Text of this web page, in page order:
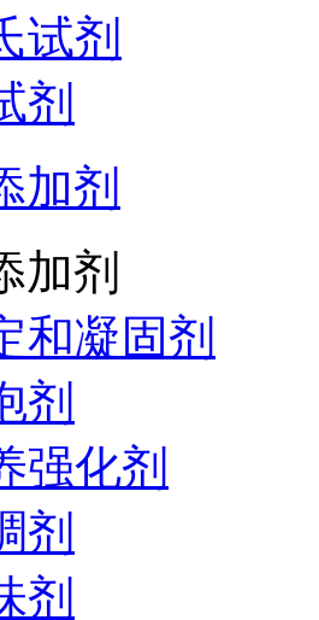
试剂
剂
加剂
加剂
和凝固剂
剂
强化剂
剂
剂